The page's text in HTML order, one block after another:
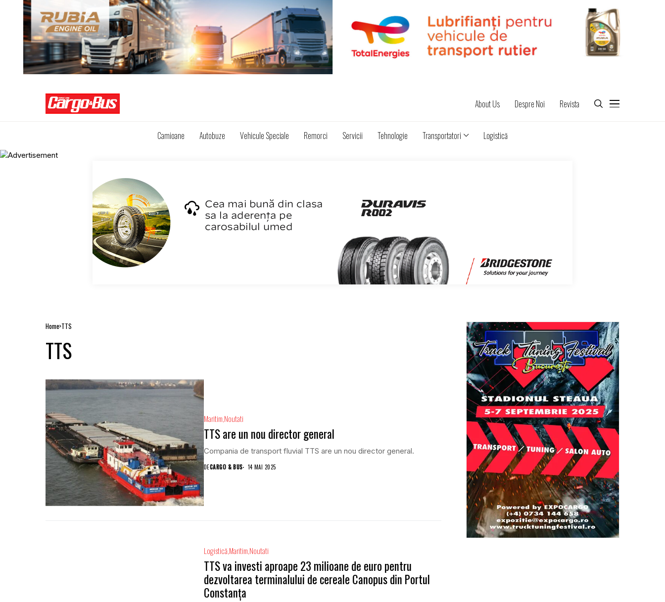
About Us Despre Noi Revista
Camioane Autobuze Vehicule Speciale Remorci Servicii Tehnologie Transportatori Logistică
Home TTS
TTS
Maritim Noutati
TTS are un nou director general
Compania de transport fluvial TTS are un nou director general.
DECARGO & BUS 14 MAI 2025
Logistică Maritim Noutati
TTS va investi aproape 23 milioane de euro pentru
dezvoltarea terminalului de cereale Canopus din Portul
Constanţa